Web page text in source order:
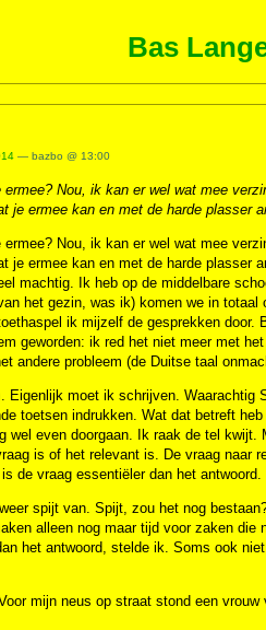
Bas
— bazbo @ 13:00
Nou, ik kan er wel wat mee
je ermee kan en met de harde plasser
ermee? Nou, ik kan er wel wat mee
je ermee kan en met de harde plasser
machtig. Ik heb op de middelbare
het gezin, was ik) komen we in
ik mijzelf de gesprekken
geworden: ik red het niet meer met
andere probleem (de Duitse taal
Eigenlijk moet ik schrijven.
toetsen indrukken. Wat dat betreft
wel even doorgaan. Ik raak de tel
is of het relevant is. De vraag naar
de vraag essentiëler dan het antwoord.
spijt van. Spijt, zou het nog
alleen nog maar tijd voor zaken
het antwoord, stelde ik. Soms ook
mijn neus op straat stond een